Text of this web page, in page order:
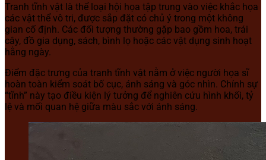
Tranh tĩnh vật là thể loại hội họa tập trung vào việc khắc họa
các vật thể vô tri, được sắp đặt có chủ ý trong một không
gian cố định. Các đối tượng thường gặp bao gồm hoa, trái
cây, đồ gia dụng, sách, bình lọ hoặc các vật dụng sinh hoạt
hằng ngày.
Điểm đặc trưng của tranh tĩnh vật nằm ở việc người họa sĩ
hoàn toàn kiểm soát bố cục, ánh sáng và góc nhìn. Chính sự
“tĩnh” này tạo điều kiện lý tưởng để nghiên cứu hình khối, tỷ
lệ và mối quan hệ giữa màu sắc với ánh sáng.